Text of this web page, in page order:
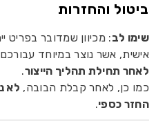
ביטול והחזרות
שימו לב: מכיוון שמדובר בפריט
אישית, אשר נוצר במיוחד
לאחר תחילת תהליך הייצור.
כמו כן, לאחר קבלת הבובה, לא
החזר כספי.